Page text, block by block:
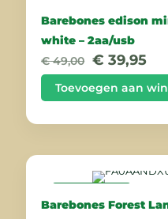
Barebones edison
white – 2aa/usb
€49,00
prijs
was:
€ 49,00.
€ 39,95
is:
€
Toevoegen aan
Barebones Forest